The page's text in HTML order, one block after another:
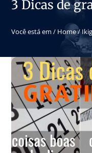
3 Dicas de
Você está em / Home/